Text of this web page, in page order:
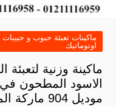
ماكينات تعبئة حبوب و
اوتوماتيك
ماكينة وزنية لتعبئة
الاسود المطحون
موديل 904 ماركة المهندس منسى